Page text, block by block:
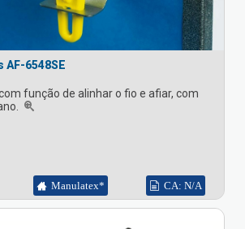
AF-6548SE
função de alinhar o fio e afiar, com
Manulatex* CA: N/A